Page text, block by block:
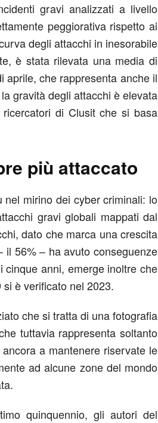
gravi analizzati a livello
peggiorativa rispetto ai
degli attacchi in inesorabile
è stata rilevata una media di
aprile, che rappresenta anche il
gravità degli attacchi è elevata
di Clusit che si basa
più attaccato
mirino dei cyber criminali: lo
gravi globali mappati dal
dato che marca una crescita
56% – ha avuto conseguenze
anni, emerge inoltre che
è verificato nel 2023.
che si tratta di una fotografia
tuttavia rappresenta soltanto
a mantenere riservate le
ad alcune zone del mondo
quinquennio, gli autori del